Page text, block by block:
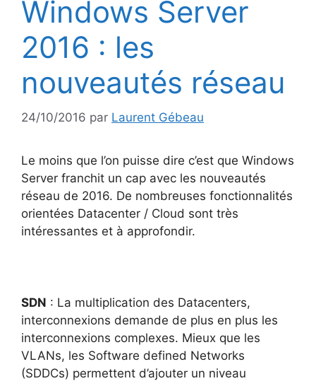
Windows Server
2016 : les
nouveautés réseau
24/10/2016 par Laurent Gébeau
Le moins que l’on puisse dire c’est que Windows
Server franchit un cap avec les nouveautés
réseau de 2016. De nombreuses fonctionnalités
orientées Datacenter / Cloud sont très
intéressantes et à approfondir.
SDN : La multiplication des Datacenters,
interconnexions demande de plus en plus les
interconnexions complexes. Mieux que les
VLANs, les Software defined Networks
(SDDCs) permettent d’ajouter un niveau